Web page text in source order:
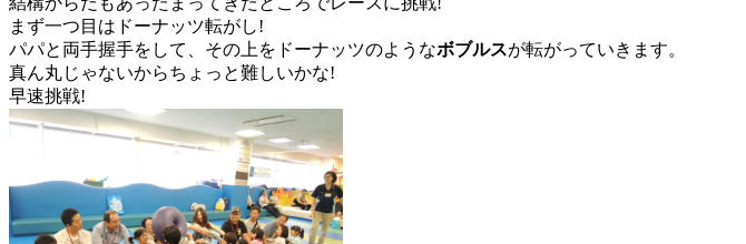
まず一つ目はドーナッツ転がし!
パパと両手握手をして、その上をドーナッツのようなボブルスが転がっていきます。
真ん丸じゃないからちょっと難しいかな!
早速挑戦!